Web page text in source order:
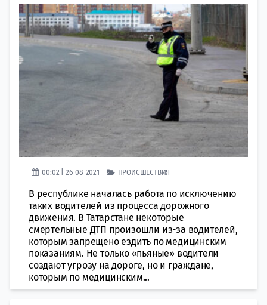
00:02 | 26-08-2021 ПРОИСШЕСТВИЯ
В республике началась работа по исключению
таких водителей из процесса дорожного
движения. В Татарстане некоторые
смертельные ДТП произошли из-за водителей,
которым запрещено ездить по медицинским
показаниям. Не только «пьяные» водители
создают угрозу на дороге, но и граждане,
которым по медицинским...